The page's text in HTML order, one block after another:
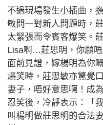
不過現場發生小插曲，
敏問一對新人問題時，
太緊張而令賓客爆笑。
Lisa啊…莊思明，你願
面前見證，嫁楊明為你
爆笑時，莊思敏亦驚覺
妻子，唔好意思啊！成
忍笑後，冷靜表示：「
叫楊明做莊思明的合法